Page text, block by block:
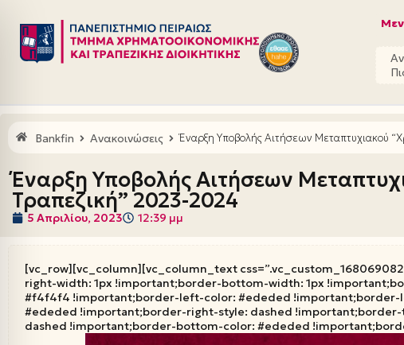
Μεταπηδήστε
στο
Bankfin Ανακοινώσεις Έναρξη Υποβολής Αιτήσεων Μεταπτυχιακού
Έναρξη Υποβολής Αιτήσεων
Τραπεζική” 2023-2024
5 Απριλίου, 2023 12:39 μμ
[vc_row][vc_column][vc_column_text
right-width: 1px !important;border-bottom-width: 1px
#f4f4f4 !important;border-left-color: #ededed
#ededed !important;border-right-style: dashed
dashed !important;border-bottom-color: #ededed